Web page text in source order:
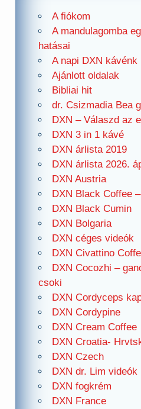
A fiókom
A mandulagomba
hatásai
A napi DXN kávénk
Ajánlott oldalak
Bibliai hit
dr. Csizmadia Bea
DXN – Válaszd az
DXN 3 in 1 kávé
DXN árlista 2019
DXN árlista 2026.
DXN Austria
DXN Black Coffee
DXN Black Cumin
DXN Bolgaria
DXN céges videók
DXN Civattino
DXN Cocozhi –
csoki
DXN Cordyceps
DXN Cordypine
DXN Cream Coffee
DXN Croatia-
DXN Czech
DXN dr. Lim videók
DXN fogkrém
DXN France